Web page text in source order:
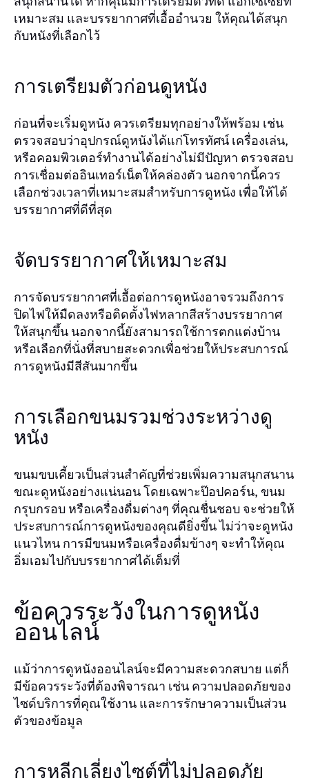
เหมาะสม และบรรยากาศที่เอื้ออำนวย ให้คุณได้สนุก
กับหนังที่เลือกไว้
การเตรียมตัวก่อนดูหนัง
ก่อนที่จะเริ่มดูหนัง ควรเตรียมทุกอย่างให้พร้อม เช่น
ตรวจสอบว่าอุปกรณ์ดูหนังได้แก่โทรทัศน์ เครื่องเล่น,
หรือคอมพิวเตอร์ทำงานได้อย่างไม่มีปัญหา ตรวจสอบ
การเชื่อมต่ออินเทอร์เน็ตให้คล่องตัว นอกจากนี้ควร
เลือกช่วงเวลาที่เหมาะสมสำหรับการดูหนัง เพื่อให้ได้
บรรยากาศที่ดีที่สุด
จัดบรรยากาศให้เหมาะสม
การจัดบรรยากาศที่เอื้อต่อการดูหนังอาจรวมถึงการ
ปิดไฟให้มืดลงหรือติดตั้งไฟหลากสีสร้างบรรยากาศ
ให้สนุกขึ้น นอกจากนี้ยังสามารถใช้การตกแต่งบ้าน
หรือเลือกที่นั่งที่สบายสะดวกเพื่อช่วยให้ประสบการณ์
การดูหนังมีสีสันมากขึ้น
การเลือกขนมรวมช่วงระหว่างดู
หนัง
ขนมขบเคี้ยวเป็นส่วนสำคัญที่ช่วยเพิ่มความสนุกสนาน
ขณะดูหนังอย่างแน่นอน โดยเฉพาะป๊อปคอร์น, ขนม
กรุบกรอบ หรือเครื่องดื่มต่างๆ ที่คุณชื่นชอบ จะช่วยให้
ประสบการณ์การดูหนังของคุณดียิ่งขึ้น ไม่ว่าจะดูหนัง
แนวไหน การมีขนมหรือเครื่องดื่มข้างๆ จะทำให้คุณ
อิ่มเอมไปกับบรรยากาศได้เต็มที่
ข้อควรระวังในการดูหนัง
ออนไลน์
แม้ว่าการดูหนังออนไลน์จะมีความสะดวกสบาย แต่ก็
มีข้อควรระวังที่ต้องพิจารณา เช่น ความปลอดภัยของ
ไซด์บริการที่คุณใช้งาน และการรักษาความเป็นส่วน
ตัวของข้อมูล
การหลีกเลี่ยงไซต์ที่ไม่ปลอดภัย